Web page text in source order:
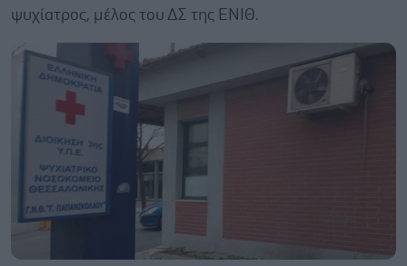
ψυχίατρος, μέλος του ΔΣ της ΕΝΙΘ.